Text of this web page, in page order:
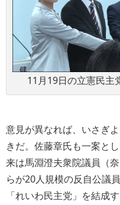
11月19日の立憲民主
意見が異なれば、いさぎ
きだ。佐藤章氏も一案と
来は馬淵澄夫衆院議員（
らが20人規模の反自公議
「れいわ民主党」を結成